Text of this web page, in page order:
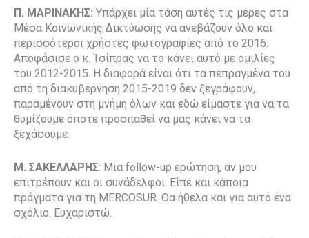
Π. ΜΑΡΙΝΑΚΗΣ: Υπάρχει μία τάση αυτές τις μέρες στα
Μέσα Κοινωνικής Δικτύωσης να ανεβάζουν όλο και
περισσότεροι χρήστες φωτογραφίες από το 2016.
Αποφάσισε ο κ. Τσίπρας να το κάνει αυτό με ομιλίες
του 2012-2015. Η διαφορά είναι ότι τα πεπραγμένα του
από τη διακυβέρνηση 2015-2019 δεν ξεγράφουν,
παραμένουν στη μνήμη όλων και εδώ είμαστε για να τα
θυμίζουμε όποτε προσπαθεί να μας κάνει να τα
ξεχάσουμε.
Μ. ΣΑΚΕΛΛΑΡΗΣ: Μια follow-up ερώτηση, αν μου
επιτρέπουν και οι συνάδελφοι. Είπε και κάποια
πράγματα για τη MERCOSUR. Θα ήθελα και για αυτό ένα
σχόλιο. Ευχαριστώ.